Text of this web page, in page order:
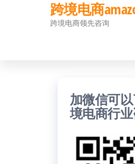
跨境电商
跨境电商领先咨询
加微信可
境电商行